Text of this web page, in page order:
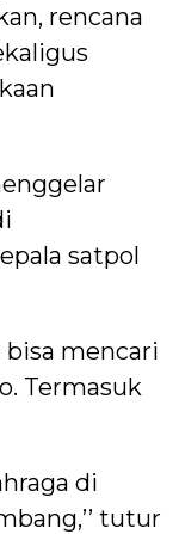
rencana
satpol
mencari
Termasuk
di
tutur